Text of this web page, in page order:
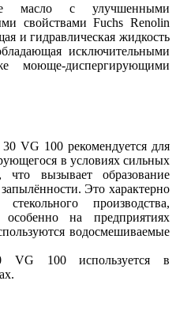
масло с улучшенными
свойствами Fuchs Renolin
и гидравлическая жидкость
исключительными
моюще-диспергирующими
VG 100 рекомендуется для
в условиях сильных
что вызывает образование
Это характерно
производства,
на предприятиях
водосмешиваемые
100 используется в